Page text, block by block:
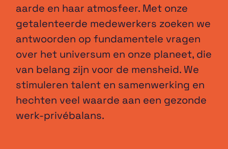
aarde en haar atmosfeer. Met onze
getalenteerde medewerkers zoeken we
antwoorden op fundamentele vragen
over het universum en onze planeet, die
van belang zijn voor de mensheid. We
stimuleren talent en samenwerking en
hechten veel waarde aan een gezonde
werk-privébalans.